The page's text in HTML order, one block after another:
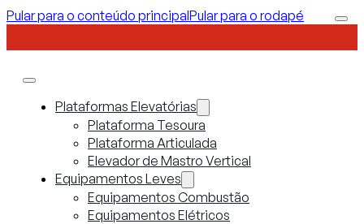
Pular para o conteúdo principalPular para o rodapé
Plataformas Elevatórias
Plataforma Tesoura
Plataforma Articulada
Elevador de Mastro Vertical
Equipamentos Leves
Equipamentos Combustão
Equipamentos Elétricos